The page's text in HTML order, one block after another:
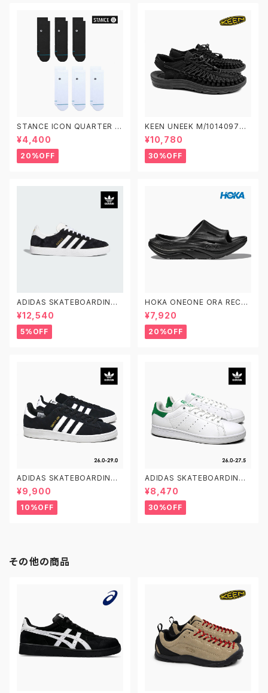
STANCE ICON QUARTER 3
PACK A356A21IQP スタンス
アイコン クオーター 3足セット
ソックス 靴下
¥4,400
20%OFF
KEEN UNEEK M/1014097
W/1014099 キーン ユニーク
¥10,780
30%OFF
ADIDAS SKATEBOARDING
GAZELLE ADV FX6563 23.0
-29.0 アディダス スケートボー
ディング ガゼルADV スエード
黒白
¥12,540
5%OFF
HOKA ONEONE ORA RECO
VERY SLIDE 3 ホカオネオネ
オラ リカバリー スライド 3 109
9675 BDGGR メンズ リカバリ
ーサンダル
¥7,920
20%OFF
ADIDAS SKATEBOARDING
CAMPUS ADV B22716 26.0
-29.0 アディダス スケートボー
ディング キャンパスADV
¥9,900
10%OFF
ADIDAS SKATEBOARDING
STAN SMITH ADV GX9753
26.0-27.5 アディダス スケート
ボーディング スタンスミスADV
スケシュー
¥8,470
30%OFF
その他の商品